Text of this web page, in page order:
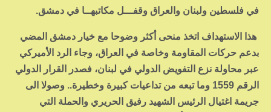
في فلسطين ولبنان والعراق وقفـــل مكاتبهــا في دمشق.
هذا الاستهداف اتخذ منحى أكثر وضوحا مع خيار دمشق المضي
بدعم حركات المقاومة وخاصة في العراق، وجاء الرد الأميركي
عبر محاولة نزع التفويض الدولي في لبنان، فصدر القرار الدولي
الرقم 1559 وما تبعه من تداعيات كبيرة وخطيرة.. وصولا الى
جريمة اغتيال الرئيس الشهيد رفيق الحريري والحملة التي